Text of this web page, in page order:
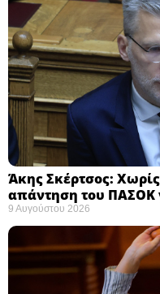
Άκης Σκέρτσος:
απάντηση του ΠΑΣΟΚ
9 Αυγούστου 2026